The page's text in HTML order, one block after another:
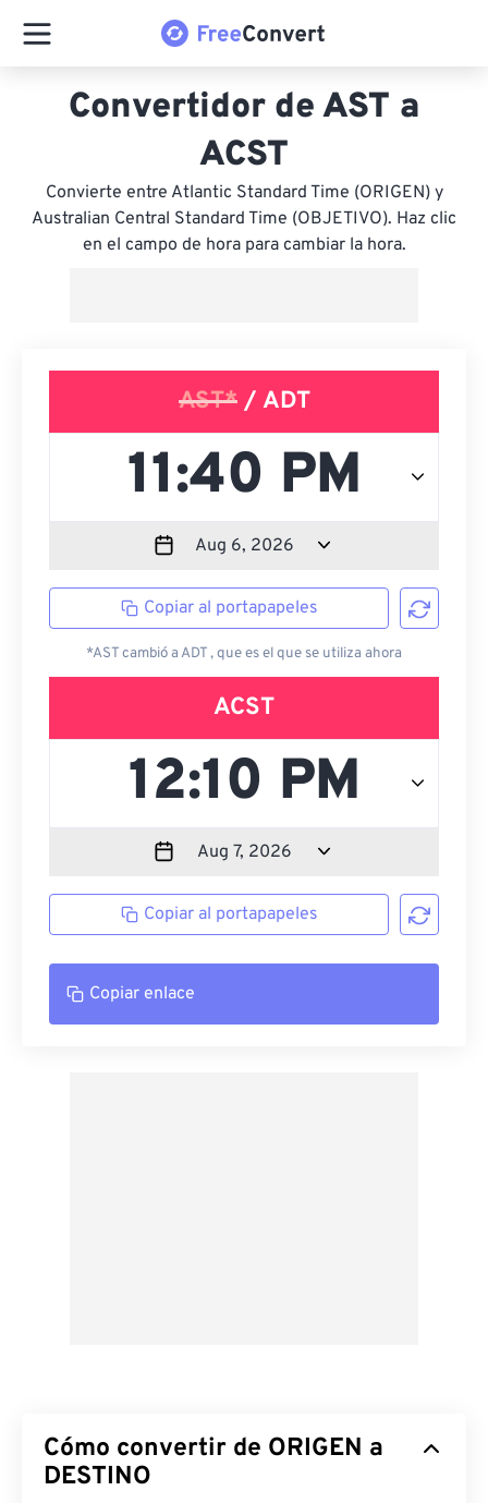
Convertidor de AST a
ACST
Convierte entre Atlantic Standard Time (ORIGEN) y
Australian Central Standard Time (OBJETIVO). Haz clic
en el campo de hora para cambiar la hora.
AST*/ ADT
Copiar al portapapeles
*AST cambió a ADT , que es el que se utiliza ahora
ACST
Copiar al portapapeles
Copiar enlace
Cómo convertir de ORIGEN a
DESTINO